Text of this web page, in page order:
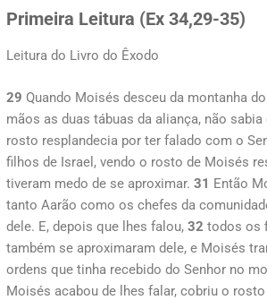
Primeira Leitura (Ex 34,29-35)
Leitura do Livro do Êxodo
29 Quando Moisés desceu da montanha
mãos as duas tábuas da aliança, não
rosto resplandecia por ter falado com o
filhos de Israel, vendo o rosto de Moisés
tiveram medo de se aproximar. 31 Então
tanto Aarão como os chefes da
dele. E, depois que lhes falou, 32 todos os
também se aproximaram dele, e Moisés
ordens que tinha recebido do Senhor no
Moisés acabou de lhes falar, cobriu o